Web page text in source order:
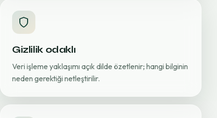
Gizlilik odaklı
Veri işleme yaklaşımı açık dilde özetlenir; hangi bilginin
neden gerektiği netleştirilir.